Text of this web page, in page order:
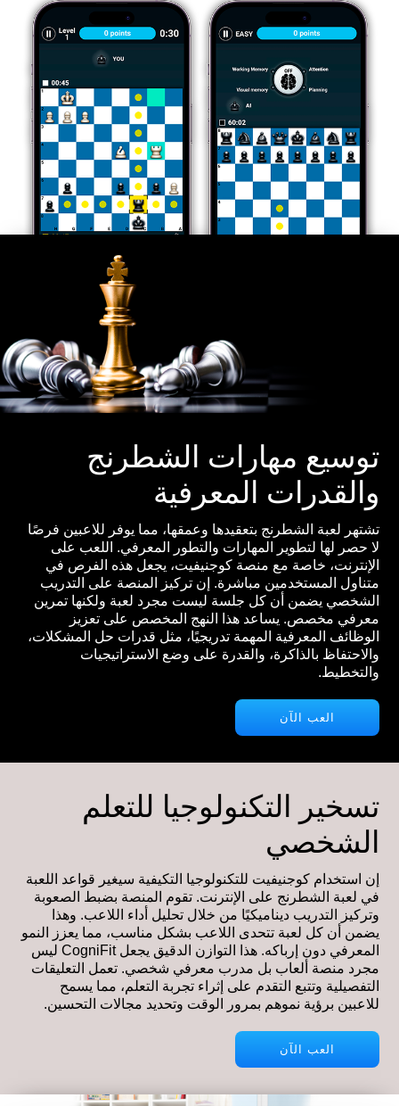
توسيع مهارات الشطرنج
والقدرات المعرفية
تشتهر لعبة الشطرنج بتعقيدها وعمقها، مما يوفر للاعبين فرصًا
لا حصر لها لتطوير المهارات والتطور المعرفي. اللعب على
الإنترنت، خاصة مع منصة كوجنيفيت، يجعل هذه الفرص في
متناول المستخدمين مباشرة. إن تركيز المنصة على التدريب
الشخصي يضمن أن كل جلسة ليست مجرد لعبة ولكنها تمرين
معرفي مخصص. يساعد هذا النهج المخصص على تعزيز
الوظائف المعرفية المهمة تدريجيًا، مثل قدرات حل المشكلات،
والاحتفاظ بالذاكرة، والقدرة على وضع الاستراتيجيات
والتخطيط.
العب الآن
تسخير التكنولوجيا للتعلم
الشخصي
إن استخدام كوجنيفيت للتكنولوجيا التكيفية سيغير قواعد اللعبة
في لعبة الشطرنج على الإنترنت. تقوم المنصة بضبط الصعوبة
وتركيز التدريب ديناميكيًا من خلال تحليل أداء اللاعب. وهذا
يضمن أن كل لعبة تتحدى اللاعب بشكل مناسب، مما يعزز النمو
المعرفي دون إرباكه. هذا التوازن الدقيق يجعل CogniFit ليس
مجرد منصة ألعاب بل مدرب معرفي شخصي. تعمل التعليقات
التفصيلية وتتبع التقدم على إثراء تجربة التعلم، مما يسمح
للاعبين برؤية نموهم بمرور الوقت وتحديد مجالات التحسين.
العب الآن